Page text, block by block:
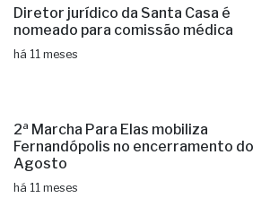
Diretor jurídico da Santa Casa é
nomeado para comissão médica
há 11 meses
2ª Marcha Para Elas mobiliza
Fernandópolis no encerramento do
Agosto
há 11 meses